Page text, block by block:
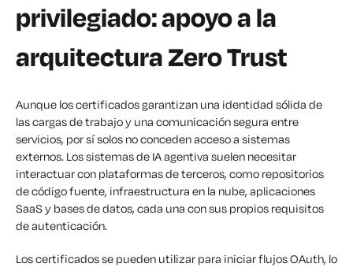
privilegiado: apoyo a la
arquitectura Zero Trust
Aunque los certificados garantizan una identidad sólida de
las cargas de trabajo y una comunicación segura entre
servicios, por sí solos no conceden acceso a sistemas
externos. Los sistemas de IA agentiva suelen necesitar
interactuar con plataformas de terceros, como repositorios
de código fuente, infraestructura en la nube, aplicaciones
SaaS y bases de datos, cada una con sus propios requisitos
de autenticación.
Los certificados se pueden utilizar para iniciar flujos OAuth, lo